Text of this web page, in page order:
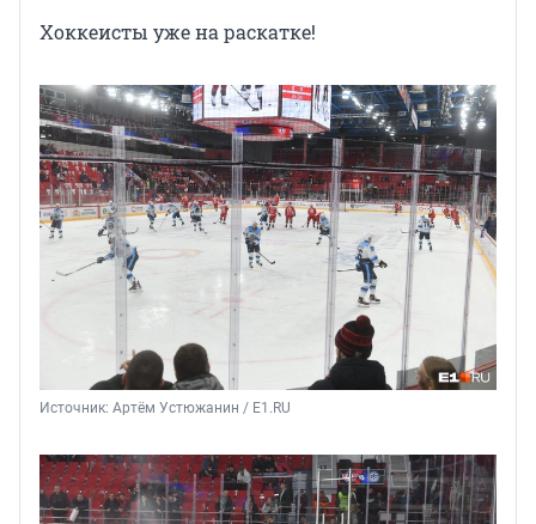
Хоккеисты уже на раскатке!
Источник: Артём Устюжанин / E1.RU